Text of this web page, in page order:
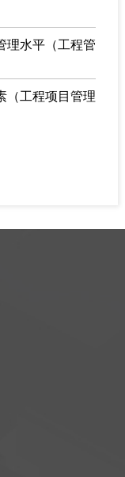
理水平（工程管
（工程项目管理